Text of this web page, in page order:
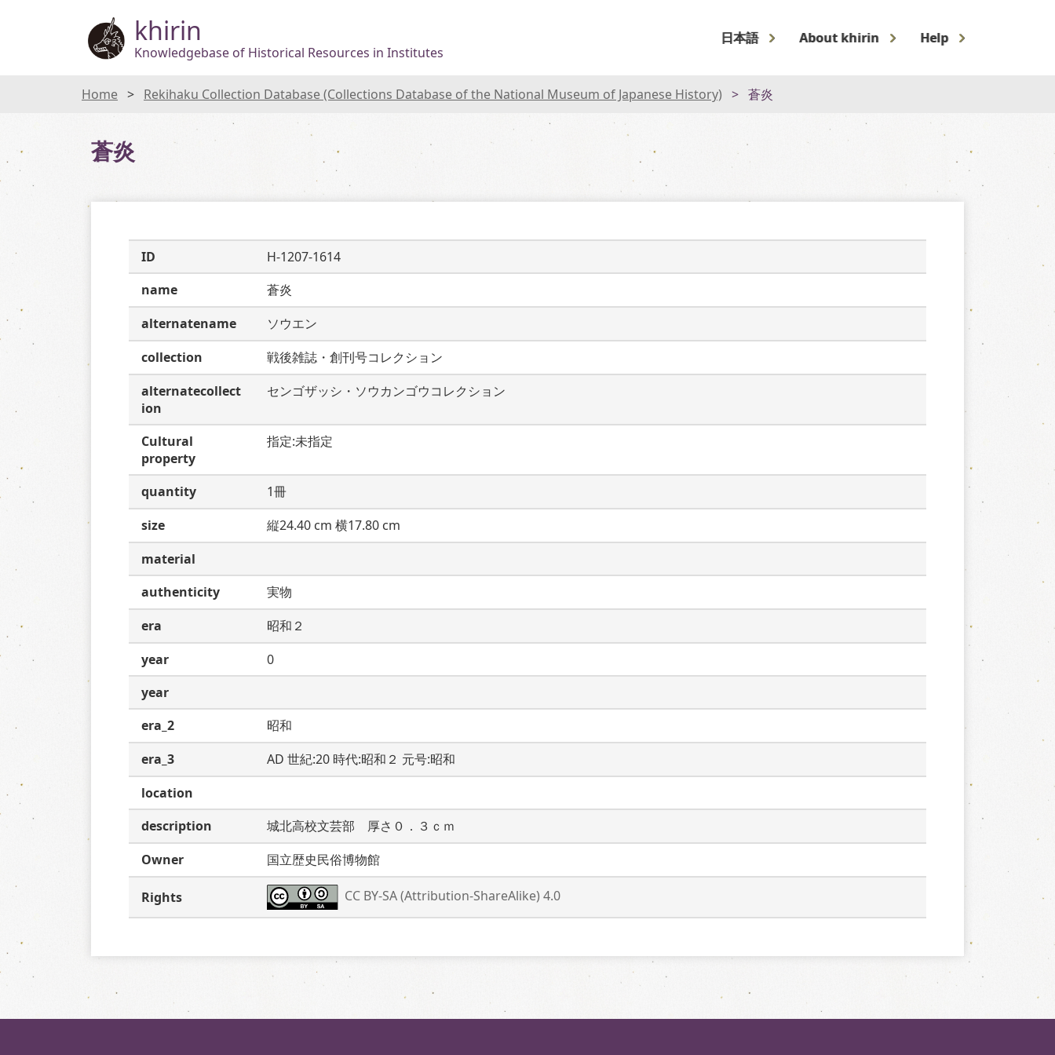
khirin
Knowledgebase of Historical Resources in Institutes
日本語 About khirin Help
Home Rekihaku Collection Database (Collections Database of the National Museum of Japanese History) 蒼炎
蒼炎
ID
H-1207-1614
name
蒼炎
alternatename
ソウエン
collection
戦後雑誌・創刊号コレクション
alternatecollect
ion
センゴザッシ・ソウカンゴウコレクション
Cultural
property
指定:未指定
quantity
1冊
size
縦24.40 cm 横17.80 cm
material
authenticity
実物
era
昭和２
year
0
year
era_2
昭和
era_3
AD 世紀:20 時代:昭和２ 元号:昭和
location
description
城北高校文芸部　厚さ０．３ｃｍ
Owner
国立歴史民俗博物館
Rights CC BY-SA (Attribution-ShareAlike) 4.0